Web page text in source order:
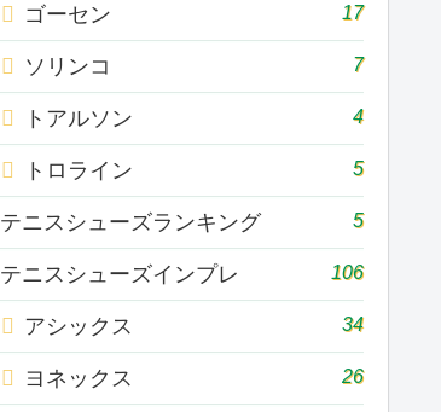
ゴーセン 17
ソリンコ 7
トアルソン 4
トロライン 5
テニスシューズランキング 5
テニスシューズインプレ 106
アシックス 34
ヨネックス 26